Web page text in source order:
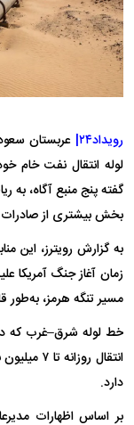
رویداد۲۴|
عربستان
لوله انتقال نفت خام
گفته پنج منبع آگاه،
بخش بیشتری از صادرات
به گزارش رویترز، این
زمان آغاز جنگ آمریکا
مسیر تنگه هرمز، به‌طور
انتقال
دارد.
بر اساس اظهارات